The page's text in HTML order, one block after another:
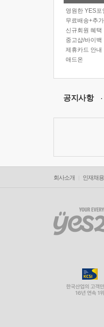
영원한 YES포
무료배송+추
신규회원 혜택
중고샵/바이백
제휴카드 안내
애드온
공지사항
회사소개 인재채용